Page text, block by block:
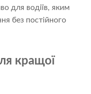
для водіїв, яким
без постійного
кращої